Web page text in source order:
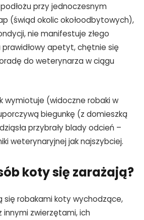
przy jednoczesnym
(świąd okolic okołoodbytowych),
nie manifestuje złego
apetyt, chętnie się
do weterynarza w ciągu
wymiotuje (widoczne robaki w
biegunkę (z domieszką
przybrały blady odcień –
weterynaryjnej jak najszybciej.
koty się zarażają?
się robakami koty wychodzące,
zwierzętami, ich